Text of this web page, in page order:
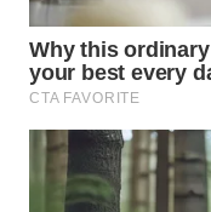
WN
BEKASI
WN
BOGOR
WN